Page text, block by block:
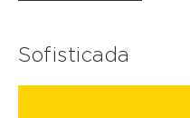
Sofisticada